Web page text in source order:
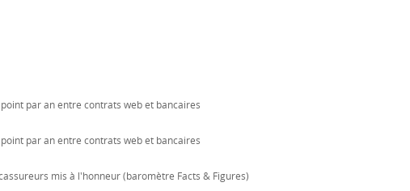
par an entre contrats web et bancaires
par an entre contrats web et bancaires
mis à l'honneur (baromètre Facts & Figures)